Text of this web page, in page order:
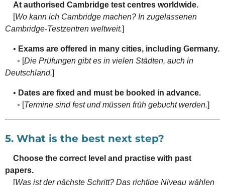
At authorised Cambridge test centres worldwide.
[Wo kann ich Cambridge machen? In zugelassenen
Cambridge-Testzentren weltweit.]
• Exams are offered in many cities, including Germany.
◦ [Die Prüfungen gibt es in vielen Städten, auch in
Deutschland.]
• Dates are fixed and must be booked in advance.
◦ [Termine sind fest und müssen früh gebucht werden.]
5. What is the best next step?
Choose the correct level and practise with past
papers.
[Was ist der nächste Schritt? Das richtige Niveau wählen